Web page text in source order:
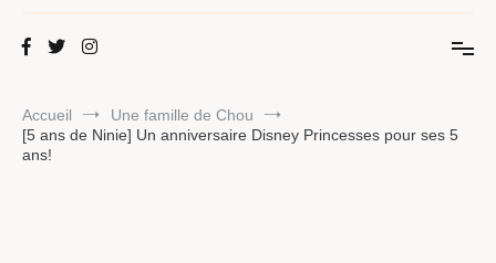
Maman Chou
Accueil
Une famille de Chou
[5 ans de Ninie] Un anniversaire Disney Princesses pour ses 5
ans!